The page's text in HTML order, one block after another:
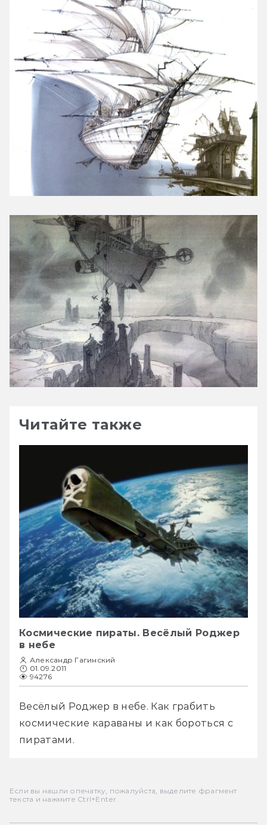
Читайте также
Космические пираты. Весёлый Роджер
в небе
Александр Гагинский
01.09.2011
94276
Весёлый Роджер в небе. Как грабить
космические караваны и как бороться с
пиратами.
Если вы нашли опечатку, пожалуйста, выделите фрагмент
текста и нажмите Ctrl+Enter.